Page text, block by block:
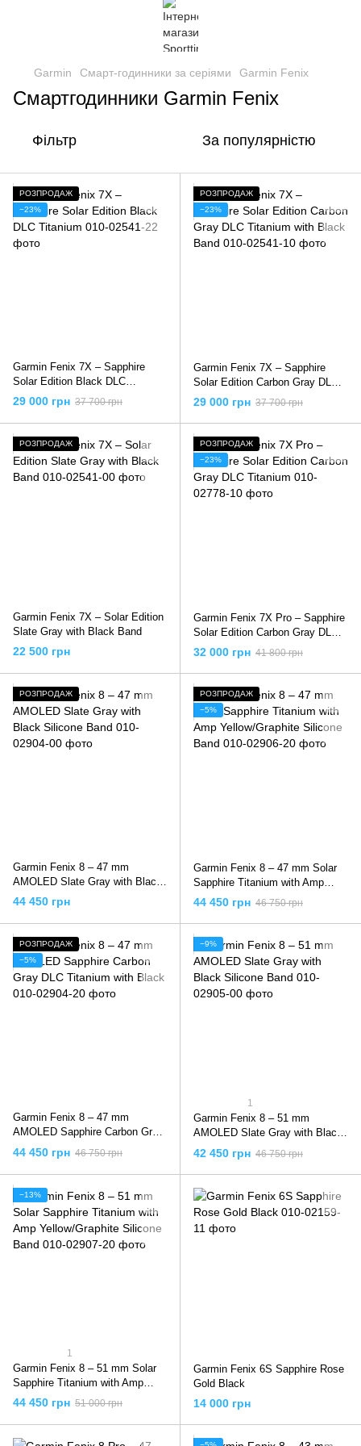
Garmin Смарт-годинники за серіями Garmin Fenix
Смартгодинники Garmin Fenix
Фільтр За популярністю
РОЗПРОДАЖ
−23%
Garmin Fenix 7X – Sapphire
Solar Edition Black DLC
Titanium
29 000 грн 37 700 грн
РОЗПРОДАЖ
−23%
Garmin Fenix 7X – Sapphire
Solar Edition Carbon Gray DLC
Titanium with Black Band
29 000 грн 37 700 грн
РОЗПРОДАЖ
Garmin Fenix 7X – Solar Edition
Slate Gray with Black Band
22 500 грн
РОЗПРОДАЖ
−23%
Garmin Fenix 7X Pro – Sapphire
Solar Edition Carbon Gray DLC
Titanium
32 000 грн 41 800 грн
РОЗПРОДАЖ
Garmin Fenix 8 – 47 mm
AMOLED Slate Gray with Black
Silicone Band
44 450 грн
РОЗПРОДАЖ
−5%
Garmin Fenix 8 – 47 mm Solar
Sapphire Titanium with Amp
Yellow/Graphite Silicone Band
44 450 грн 46 750 грн
РОЗПРОДАЖ
−5%
Garmin Fenix 8 – 47 mm
AMOLED Sapphire Carbon Gray
DLC Titanium with Black
44 450 грн 46 750 грн
−9%
1
Garmin Fenix 8 – 51 mm
AMOLED Slate Gray with Black
Silicone Band
42 450 грн 46 750 грн
−13%
1
Garmin Fenix 8 – 51 mm Solar
Sapphire Titanium with Amp
Yellow/Graphite Silicone Band
44 450 грн 51 000 грн
Garmin Fenix 6S Sapphire Rose
Gold Black
14 000 грн